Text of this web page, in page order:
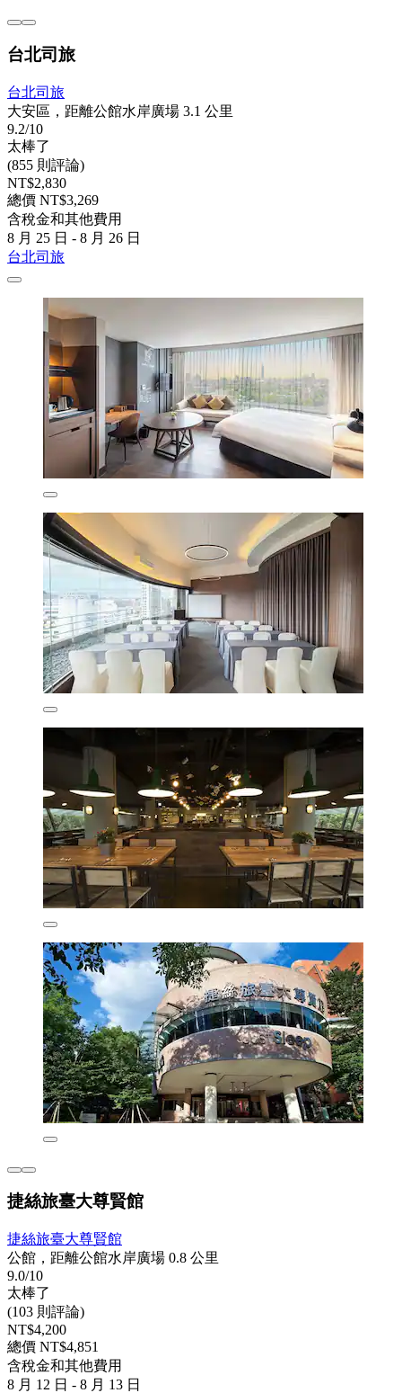
台北司旅
台北司旅
大安區，距離公館水岸廣場 3.1 公里
9.2/10
太棒了
(855 則評論)
NT$2,830
總價 NT$3,269
含稅金和其他費用
8 月 25 日 - 8 月 26 日
台北司旅
捷絲旅臺大尊賢館
捷絲旅臺大尊賢館
公館，距離公館水岸廣場 0.8 公里
9.0/10
太棒了
(103 則評論)
NT$4,200
總價 NT$4,851
含稅金和其他費用
8 月 12 日 - 8 月 13 日